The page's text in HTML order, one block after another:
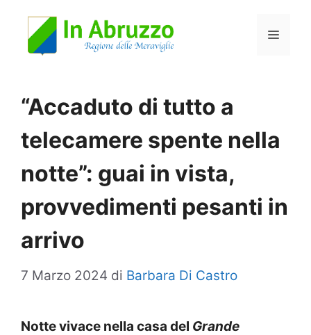
Menu
“Accaduto di tutto a
telecamere spente nella
notte”: guai in vista,
provvedimenti pesanti in
arrivo
7 Marzo 2024 di Barbara Di Castro
Notte vivace nella casa del Grande